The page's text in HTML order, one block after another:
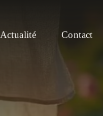
Actualité Contact